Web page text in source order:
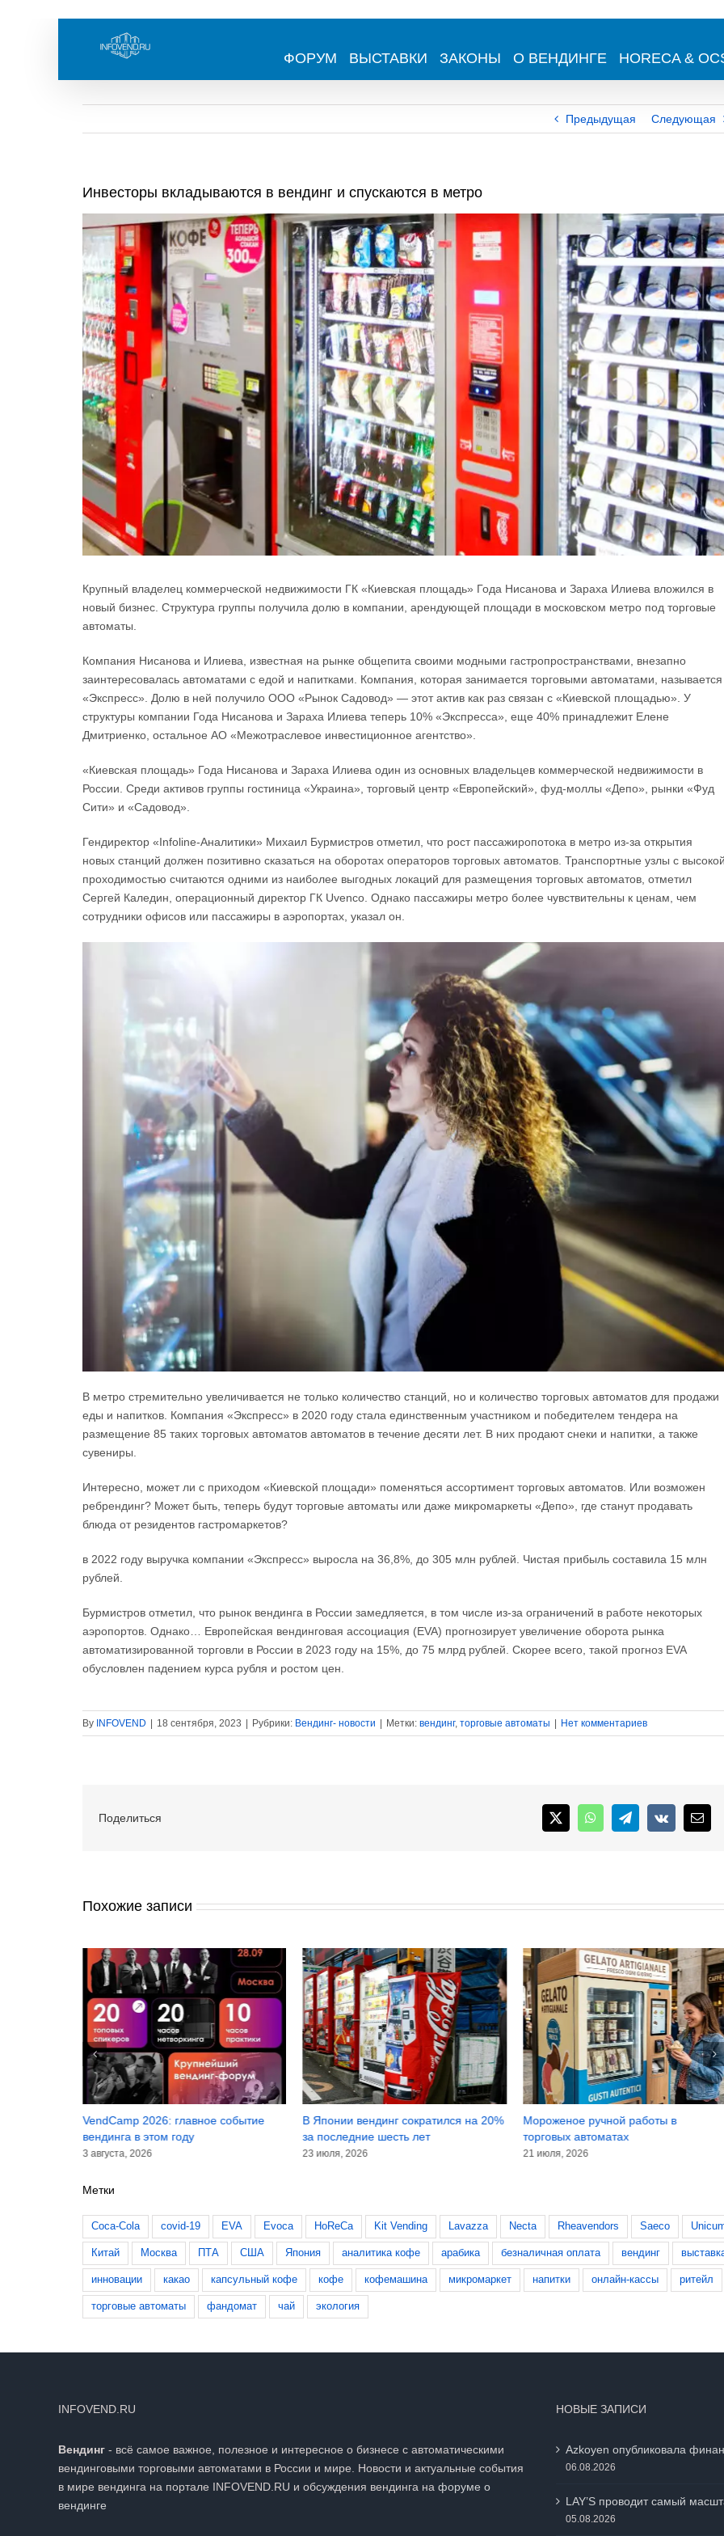
content
ФОРУМ ВЫСТАВКИ ЗАКОНЫ О ВЕНДИНГЕ HORECA &
Предыдущая Следующая
Инвесторы вкладываются в вендинг и спускаются в метро
Larger
Image
Крупный владелец коммерческой недвижимости ГК «Киевская площадь» Года Нисанова и Зараха Илиева вложился в
новый бизнес. Структура группы получила долю в компании, арендующей площади в московском метро под торговые
автоматы.
Компания Нисанова и Илиева, известная на рынке общепита своими модными гастропространствами, внезапно
заинтересовалась автоматами с едой и напитками. Компания, которая занимается торговыми автоматами, называется
«Экспресс». Долю в ней получило ООО «Рынок Садовод» — этот актив как раз связан с «Киевской площадью». У
структуры компании Года Нисанова и Зараха Илиева теперь 10% «Экспресса», еще 40% принадлежит Елене
Дмитриенко, остальное АО «Межотраслевое инвестиционное агентство».
«Киевская площадь» Года Нисанова и Зараха Илиева один из основных владельцев коммерческой недвижимости в
России. Среди активов группы гостиница «Украина», торговый центр «Европейский», фуд-моллы «Депо», рынки «Фуд
Сити» и «Садовод».
Гендиректор «Infoline-Аналитики» Михаил Бурмистров отметил, что рост пассажиропотока в метро из-за открытия
новых станций должен позитивно сказаться на оборотах операторов торговых автоматов. Транспортные узлы с
проходимостью считаются одними из наиболее выгодных локаций для размещения торговых автоматов, отметил
Сергей Каледин, операционный директор ГК Uvenco. Однако пассажиры метро более чувствительны к ценам, чем
сотрудники офисов или пассажиры в аэропортах, указал он.
В метро стремительно увеличивается не только количество станций, но и количество торговых автоматов для продажи
еды и напитков. Компания «Экспресс» в 2020 году стала единственным участником и победителем тендера на
размещение 85 таких торговых автоматов автоматов в течение десяти лет. В них продают снеки и напитки, а также
сувениры.
Интересно, может ли с приходом «Киевской площади» поменяться ассортимент торговых автоматов. Или возможен
ребрендинг? Может быть, теперь будут торговые автоматы или даже микромаркеты «Депо», где станут продавать
блюда от резидентов гастромаркетов?
в 2022 году выручка компании «Экспресс» выросла на 36,8%, до 305 млн рублей. Чистая прибыль составила 15 млн
рублей.
Бурмистров отметил, что рынок вендинга в России замедляется, в том числе из-за ограничений в работе некоторых
аэропортов. Однако… Европейская вендинговая ассоциация (EVA) прогнозирует увеличение оборота рынка
автоматизированной торговли в России в 2023 году на 15%, до 75 млрд рублей. Скорее всего, такой прогноз EVA
обусловлен падением курса рубля и ростом цен.
By INFOVEND 18 сентября, 2023 Рубрики: Вендинг- новости Метки: вендинг, торговые автоматы Нет комментариев
Поделиться X WhatsAppTelegram
Vk
Похожие записи
VendCamp 2026: главное событие
вендинга в этом году
3 августа, 2026
В Японии вендинг сократился на 20%
за последние шесть лет
23 июля, 2026
Мороженое ручной работы в
торговых автоматах
21 июля, 2026
Метки
Coca-Cola covid-19 EVA Evoca HoReCa Kit Vending Lavazza Necta Rheavendors Saeco
Китай Москва ПТА США Япония аналитика кофе арабика безналичная оплата вендинг
инновации какао капсульный кофе кофе кофемашина микромаркет напитки онлайн-кассы ритейл
торговые автоматы фандомат чай экология
INFOVEND.RU
Вендинг - всё самое важное, полезное и интересное о бизнесе с автоматическими
вендинговыми торговыми автоматами в России и мире. Новости и актуальные события
в мире вендинга на портале INFOVEND.RU и обсуждения вендинга на форуме о
вендинге
НОВЫЕ ЗАПИСИ
Azkoyen опубликовала
06.08.2026
LAY’S проводит самый
05.08.2026